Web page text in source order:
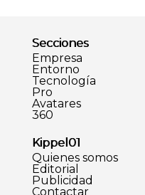
Secciones
Empresa
Entorno
Tecnología
Pro
Avatares
360
Kippel01
Quienes somos
Editorial
Publicidad
Contactar